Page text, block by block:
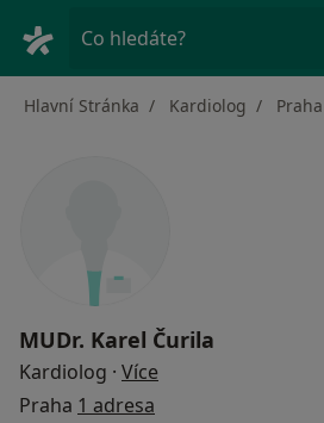
Co hledáte?
Hlavní Stránka Kardiolog Praha
MUDr. Karel Čurila
Kardiolog · Více
Praha 1 adresa